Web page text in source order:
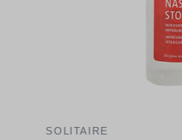
SOLITAIRE